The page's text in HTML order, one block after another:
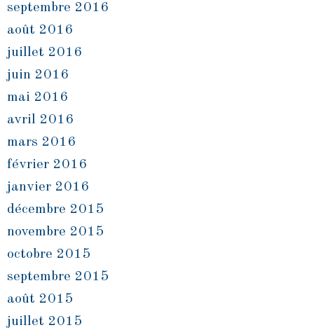
septembre 2016
août 2016
juillet 2016
juin 2016
mai 2016
avril 2016
mars 2016
février 2016
janvier 2016
décembre 2015
novembre 2015
octobre 2015
septembre 2015
août 2015
juillet 2015